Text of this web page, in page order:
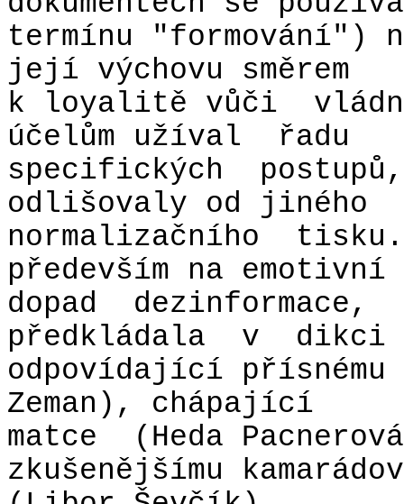
termínu "formování")
její výchovu směrem
k loyalitě vůči
účelům užíval
řadu
specifických
postupů,
odlišovaly od jiného
normalizačního
tisku.
především na emotivní
dopad
dezinformace,
předkládala
v
dikci
odpovídající
Zeman), chápající
matce
(Heda
zkušenějšímu